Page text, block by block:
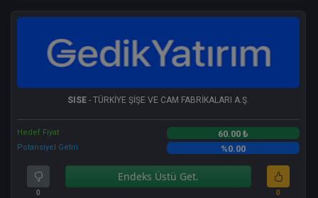
SISE - TÜRKİYE ŞİŞE VE CAM FABRİKALARI A.Ş.
Hedef Fiyat 60.00 ₺
Potansiyel Getiri %0.00
0
Endeks Üstü Get.
0